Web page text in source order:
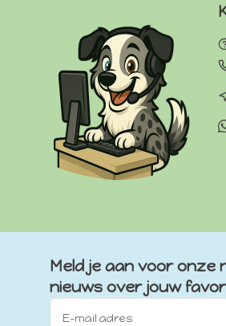
Meld je aan voor onze
nieuws over jouw